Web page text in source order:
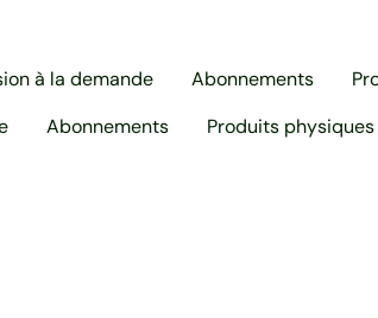
à la demande Abonnements
Abonnements Produits physiques